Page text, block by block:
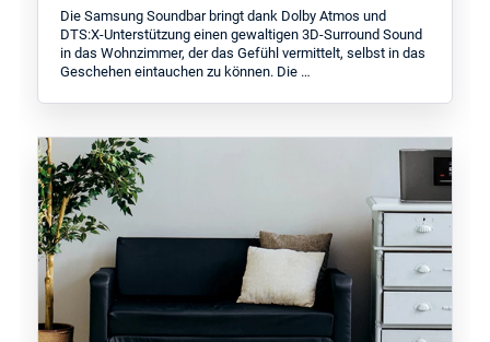
Die Samsung Soundbar bringt dank Dolby Atmos und
DTS:X-Unterstützung einen gewaltigen 3D-Surround Sound
in das Wohnzimmer, der das Gefühl vermittelt, selbst in das
Geschehen eintauchen zu können. Die …